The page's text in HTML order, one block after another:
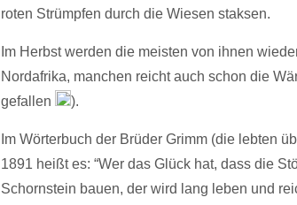
roten Strümpfen durch die Wiesen staksen.
Im Herbst werden die meisten von ihnen
Nordafrika, manchen reicht auch schon die
gefallen
).
Im Wörterbuch der Brüder Grimm (die lebten
1891 heißt es: “Wer das Glück hat, dass die
Schornstein bauen, der wird lang leben und